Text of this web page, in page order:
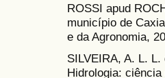
ROSSI apud
município de
e da Agronomia,
SILVEIRA, A. L.
Hidrologia: